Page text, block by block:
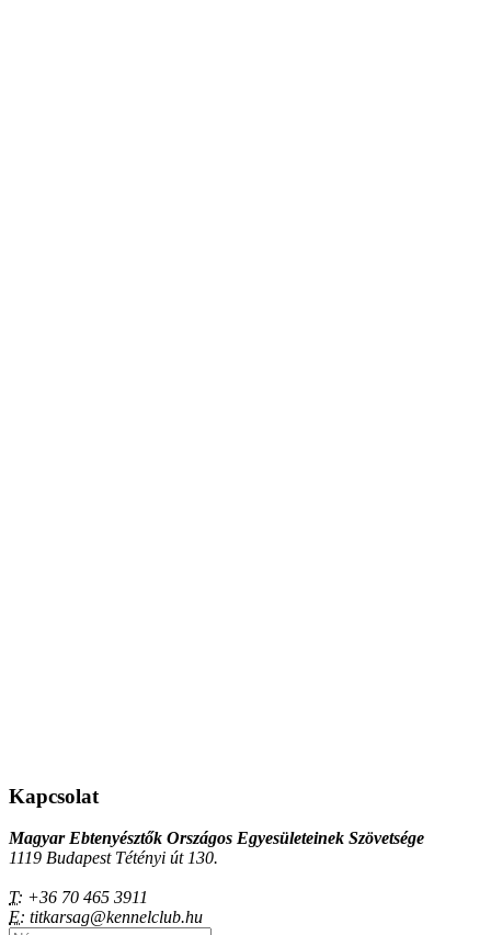
Kapcsolat
Magyar Ebtenyésztők Országos Egyesületeinek Szövetsége
1119 Budapest Tétényi út 130.
T: +36 70 465 3911
E: titkarsag@kennelclub.hu